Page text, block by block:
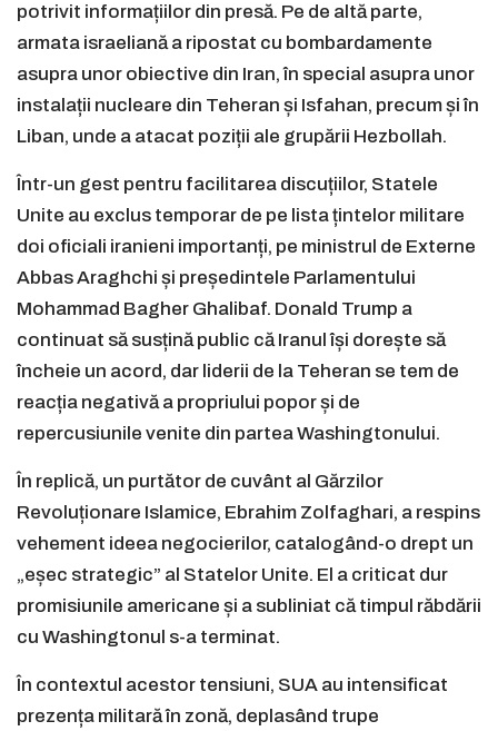
potrivit informațiilor din presă. Pe de altă parte,
armata israeliană a ripostat cu bombardamente
asupra unor obiective din Iran, în special asupra unor
instalații nucleare din Teheran și Isfahan, precum și în
Liban, unde a atacat poziții ale grupării Hezbollah.
Într-un gest pentru facilitarea discuțiilor, Statele
Unite au exclus temporar de pe lista țintelor militare
doi oficiali iranieni importanți, pe ministrul de Externe
Abbas Araghchi și președintele Parlamentului
Mohammad Bagher Ghalibaf. Donald Trump a
continuat să susțină public că Iranul își dorește să
încheie un acord, dar liderii de la Teheran se tem de
reacția negativă a propriului popor și de
repercusiunile venite din partea Washingtonului.
În replică, un purtător de cuvânt al Gărzilor
Revoluționare Islamice, Ebrahim Zolfaghari, a respins
vehement ideea negocierilor, catalogând-o drept un
„eșec strategic” al Statelor Unite. El a criticat dur
promisiunile americane și a subliniat că timpul răbdării
cu Washingtonul s-a terminat.
În contextul acestor tensiuni, SUA au intensificat
prezența militară în zonă, deplasând trupe